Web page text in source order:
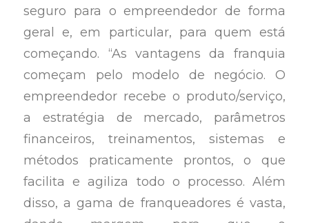
seguro para o empreendedor de forma
geral e, em particular, para quem está
começando. “As vantagens da franquia
começam pelo modelo de negócio. O
empreendedor recebe o produto/serviço,
a estratégia de mercado, parâmetros
financeiros, treinamentos, sistemas e
métodos praticamente prontos, o que
facilita e agiliza todo o processo. Além
disso, a gama de franqueadores é vasta,